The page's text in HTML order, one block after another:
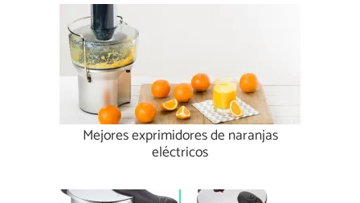
Mejores exprimidores de naranjas
eléctricos